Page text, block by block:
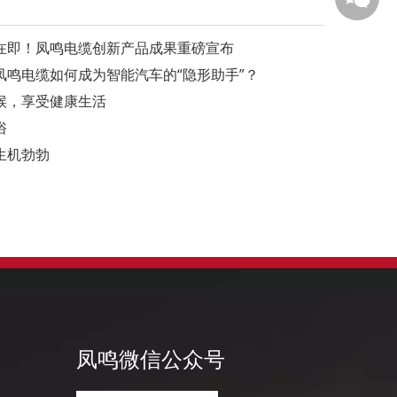
！凤鸣电缆创新产品成果重磅宣布
电缆如何成为智能汽车的“隐形助手”？
，享受健康生活
机勃勃
凤鸣微信公众号